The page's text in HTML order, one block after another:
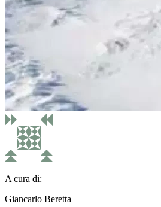
A cura di:
Giancarlo Beretta